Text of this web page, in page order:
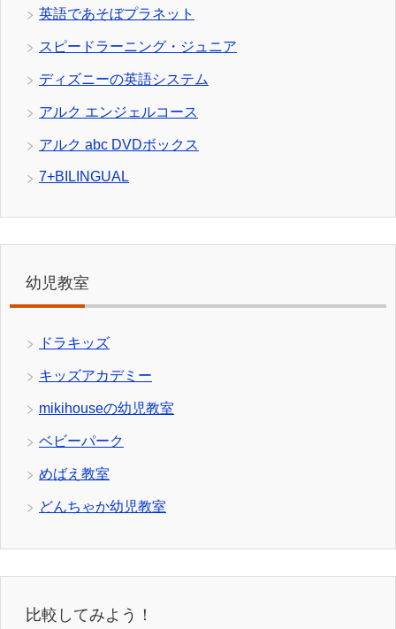
英語であそぼプラネット
スピードラーニング・ジュニア
ディズニーの英語システム
アルク エンジェルコース
アルク abc DVDボックス
7+BILINGUAL
幼児教室
ドラキッズ
キッズアカデミー
mikihouseの幼児教室
ベビーパーク
めばえ教室
どんちゃか幼児教室
比較してみよう！